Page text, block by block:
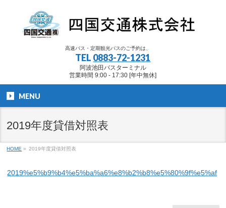
高速バス・定期観光バスのご予約は、
TEL 0883-72-1231
阿波池田バスターミナル
営業時間 9:00 - 17:30 [年中無休]
MENU
2019年度貸借対照表
HOME » 2019年度貸借対照表